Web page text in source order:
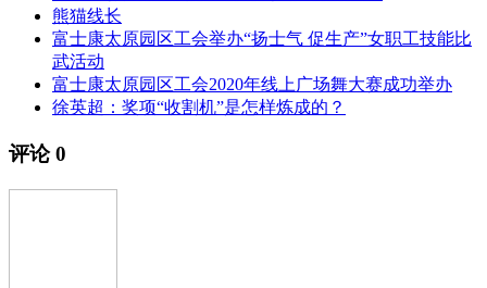
熊猫线长
富士康太原园区工会举办“扬士气 促生产”女职工技能比
武活动
富士康太原园区工会2020年线上广场舞大赛成功举办
徐英超：奖项“收割机”是怎样炼成的？
评论0